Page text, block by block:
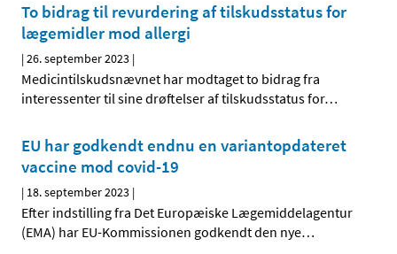
To bidrag til revurdering af tilskudsstatus for
lægemidler mod allergi
|26. september 2023 |
Medicintilskudsnævnet har modtaget to bidrag fra
interessenter til sine drøftelser af tilskudsstatus for…
EU har godkendt endnu en variantopdateret
vaccine mod covid-19
| 18. september 2023 |
Efter indstilling fra Det Europæiske Lægemiddelagentur
(EMA) har EU-Kommissionen godkendt den nye…